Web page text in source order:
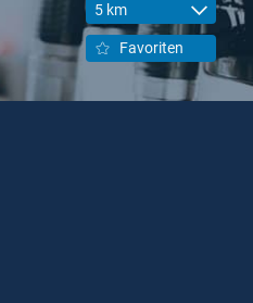
5 km
Favoriten